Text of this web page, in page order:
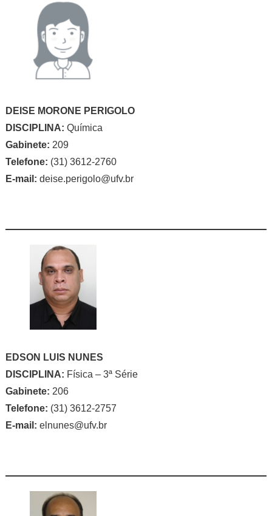
DEISE MORONE PERIGOLO
DISCIPLINA: Química
Gabinete: 209
Telefone: (31) 3612-2760
E-mail: deise.perigolo@ufv.br
EDSON LUIS NUNES
DISCIPLINA: Física – 3ª Série
Gabinete: 206
Telefone: (31) 3612-2757
E-mail: elnunes@ufv.br